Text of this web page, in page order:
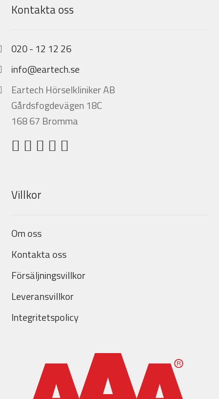
Kontakta oss
020 - 12 12 26
info@eartech.se
Eartech Hörselkliniker AB
Gårdsfogdevägen 18C
168 67 Bromma
Villkor
Om oss
Kontakta oss
Försäljningsvillkor
Leveransvillkor
Integritetspolicy